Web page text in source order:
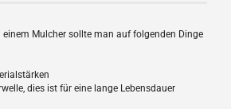
einem Mulcher sollte man auf folgenden Dinge
dies ist für eine lange Lebensdauer